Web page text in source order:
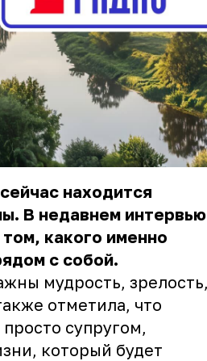
находится
В недавнем интервью
какого именно
с собой.
мудрость, зрелость,
отметила, что
супругом,
который будет